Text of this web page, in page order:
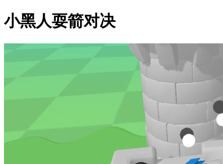
小黑人耍箭对决